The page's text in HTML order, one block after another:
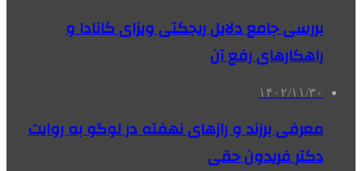
بررسی جامع دلایل ریجکتی ویزای کانادا و
راهکارهای رفع آن
۱۴۰۲/۱۱/۳۰
معرفی برزند و رازهای نهفته در لوگو به روایت
دکتر فریدون حقی